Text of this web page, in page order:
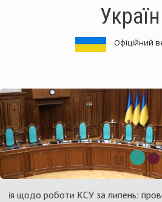
Офіційний
роботи КСУ за липень: